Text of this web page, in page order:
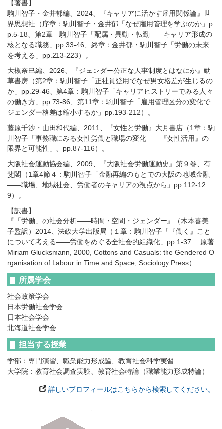
【著書】
駒川智子・金井郁編、2024、『キャリアに活かす雇用関係論』世
界思想社（序章：駒川智子・金井郁「なぜ雇用管理を学ぶのか」p
p.5-18、第2章：駒川智子「配属・異動・転勤――キャリア形成の
核となる職務」pp.33-46、終章：金井郁・駒川智子「労働の未来
を考える」pp.213-223）。
大槻奈巳編、2026、『ジェンダー公正な人事制度とはなにか』勁
草書房（第2章：駒川智子「正社員登用でなぜ男女格差が生じるの
か」pp.29-46、第4章：駒川智子「キャリアヒストリーでみる人々
の働き方」pp.73-86、第11章：駒川智子「雇用管理区分の変化で
ジェンダー格差は縮小するか」pp.193-212）。
藤原千沙・山田和代編、2011、『女性と労働』大月書店（1章：駒
川智子「事務職にみる女性労働と職場の変化――『女性活用』の
限界と可能性」、pp.87-116）。
大阪社会運動協会編、2009、『大阪社会労働運動史』第９巻、有
斐閣（1章4節４：駒川智子「金融再編のもとでの大阪の地域金融
――職場、地域社会、労働者のキャリアの視点から」pp.112-12
9）。
【訳書】
『「労働」の社会分析――時間・空間・ジェンダー』（木本喜美
子監訳）2014、法政大学出版局（１章：駒川智子「『働く』こと
について考える――労働をめぐる全社会的組織化」pp.1-37. 原著
Miriam Glucksmann, 2000, Cottons and Casuals: the Gendered O
rganisation of Labour in Time and Space, Sociology Press）
所属学会
社会政策学会
日本労働社会学会
日本社会学会
北海道社会学会
担当する授業
学部：専門演習、職業能力形成論、教育社会科学実習
大学院：教育社会調査実験、教育社会特論（職業能力形成特論）
詳しいプロフィールはこちらから検索してください。